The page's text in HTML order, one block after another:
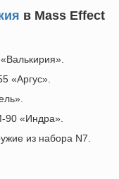
в Mass Effect
«Аргус».
90 «Индра».
из набора N7.